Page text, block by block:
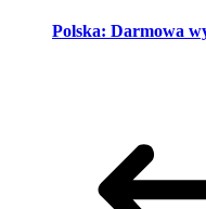
Polska: Darmowa